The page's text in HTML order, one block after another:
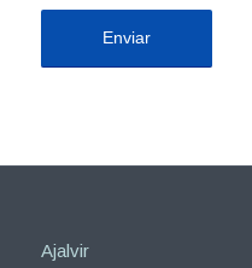
Ajalvir